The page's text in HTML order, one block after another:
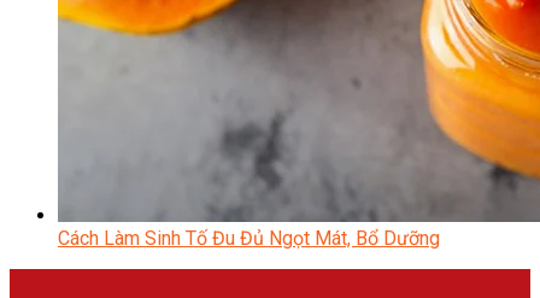
Cách Làm Sinh Tố Đu Đủ Ngọt Mát, Bổ Dưỡng